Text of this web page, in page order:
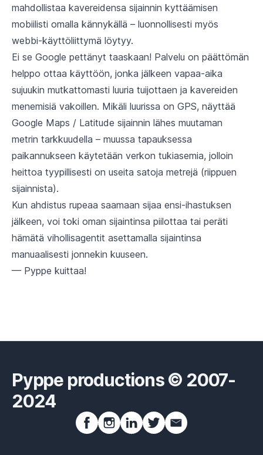
mahdollistaa kavereidensa sijainnin kyttäämisen
mobiilisti omalla kännykällä – luonnollisesti myös
webbi-käyttöliittymä löytyy.
Ei se Google pettänyt taaskaan! Palvelu on päättömän
helppo ottaa käyttöön, jonka jälkeen vapaa-aika
sujuukin mutkattomasti luuria tuijottaen ja kavereiden
menemisiä vakoillen. Mikäli luurissa on GPS, näyttää
Google Maps / Latitude sijainnin lähes muutaman
metrin tarkkuudella – muussa tapauksessa
paikannukseen käytetään verkon tukiasemia, jolloin
heittoa tyypillisesti on useita satoja metrejä (riippuen
sijainnista).
Kun ahdistus rupeaa saamaan sijaa ensi-ihastuksen
jälkeen, voi toki oman sijaintinsa piilottaa tai peräti
hämätä vihollisagentit asettamalla sijaintinsa
manuaalisesti jonnekin kuuseen.
— Pyppe kuittaa!
Pyppe productions © 2007-
2024